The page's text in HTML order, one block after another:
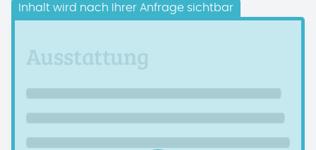
Inhalt wird nach Ihrer Anfrage sichtbar
Ausstattung